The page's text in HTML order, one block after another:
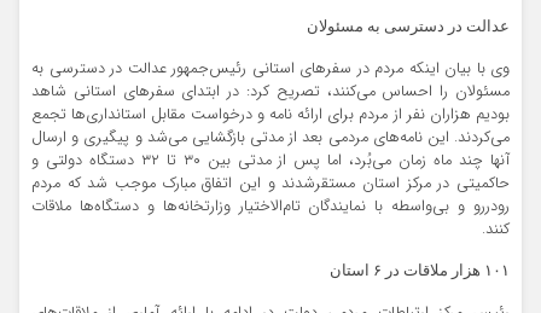
عدالت در دسترسی به مسئولان
وی با بیان اینکه مردم در سفرهای استانی رئیس‌جمهور عدالت در دسترسی به
مسئولان را احساس می‌کنند، تصریح کرد: در ابتدای سفرهای استانی شاهد
بودیم هزاران نفر از مردم برای ارائه نامه و درخواست مقابل استانداری‌ها تجمع
می‌کردند. این نامه‌های مردمی بعد از مدتی بازگشایی می‌شد و پیگیری و ارسال
آنها چند ماه زمان می‌بُرد، اما پس از مدتی بین ۳۰ تا ۳۲ دستگاه دولتی و
حاکمیتی در مرکز استان مستقرشدند و این اتفاق مبارک موجب شد که مردم
رودررو و بی‌واسطه با نمایندگان تام‌الاختیار وزارتخانه‌ها و دستگاه‌ها ملاقات
کنند.
۱۰۱ هزار ملاقات در ۶ استان